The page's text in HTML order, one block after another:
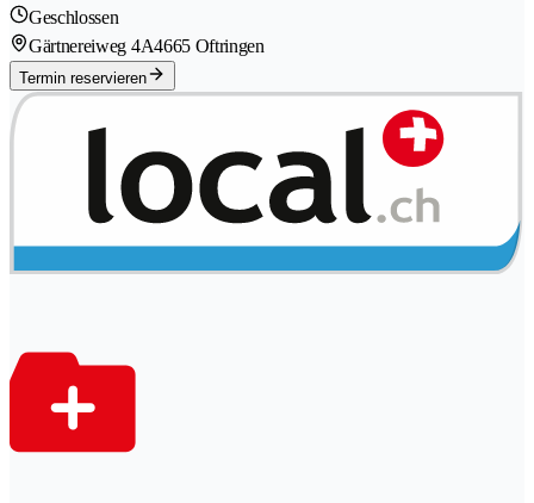
Geschlossen
Gärtnereiweg 4A4665 Oftringen
Termin reservieren